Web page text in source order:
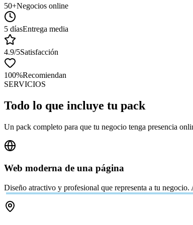
50+Negocios online
5 díasEntrega media
4.9/5Satisfacción
100%Recomiendan
SERVICIOS
Todo lo que incluye tu pack
Un pack completo para que tu negocio tenga presencia
Web moderna de una página
Diseño atractivo y profesional que representa a tu